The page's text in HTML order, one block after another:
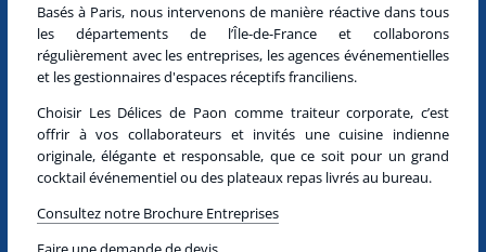
Basés à Paris, nous intervenons de manière réactive dans tous
les départements de l’Île-de-France et collaborons
régulièrement avec les entreprises, les agences événementielles
et les gestionnaires d'espaces réceptifs franciliens.
Choisir Les Délices de Paon comme traiteur corporate, c’est
offrir à vos collaborateurs et invités une cuisine indienne
originale, élégante et responsable, que ce soit pour un grand
cocktail événementiel ou des plateaux repas livrés au bureau.
Consultez notre Brochure Entreprises